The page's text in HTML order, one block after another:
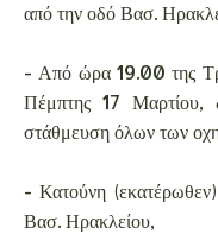
από την οδό Βασ.
- Από ώρα 19.00 της
Πέμπτης 17 Μαρτίου,
στάθμευση όλων των
- Κατούνη
Βασ. Ηρακλείου,